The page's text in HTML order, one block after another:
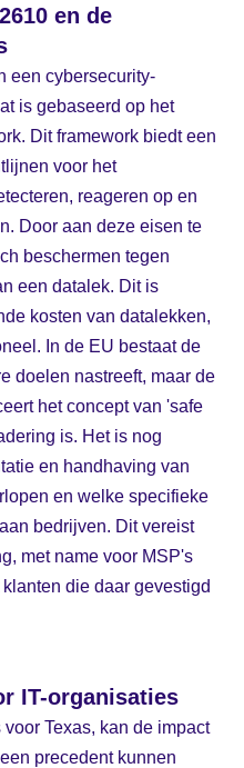
en de
een cybersecurity-
is gebaseerd op het
Dit framework biedt een
voor het
reageren op en
Door aan deze eisen te
beschermen tegen
een datalek. Dit is
kosten van datalekken,
In de EU bestaat de
doelen nastreeft, maar de
het concept van 'safe
is. Het is nog
en handhaving van
en welke specifieke
bedrijven. Dit vereist
met name voor MSP's
die daar gevestigd
IT-organisaties
Texas, kan de impact
precedent kunnen